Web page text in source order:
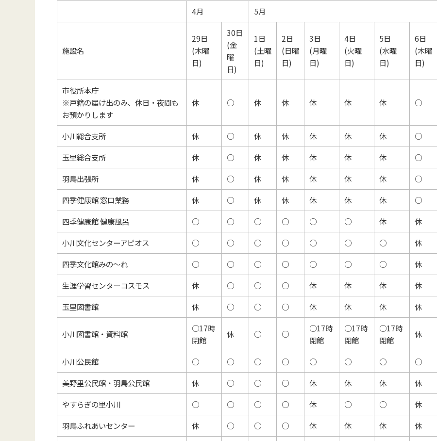
4月 5月
施設名
29日
(木曜
日)
30日
(金
曜
日)
1日
(土曜
日)
2日
(日曜
日)
3日
(月曜
日)
4日
(火曜
日)
5日
(水曜
日)
6日
(木曜
日)
市役所本庁
※戸籍の届け出のみ、休日・夜間も
お預かりします
休 ○ 休 休 休 休 休 ○
小川総合支所 休 ○ 休 休 休 休 休
○
玉里総合支所
休 ○ 休 休 休 休 休
○
羽鳥出張所
休 ○ 休 休 休 休 休
○
四季健康館 窓口業務
休 ○ 休 休 休 休 休
○
四季健康館 健康風呂
○ ○ ○ ○ ○ ○ 休
休
小川文化センターアピオス
○ ○ ○ ○ ○ ○ ○
休
四季文化館みの～れ
○ ○ ○ ○ ○ ○ ○
休
生涯学習センターコスモス
休 ○ ○ ○ 休 休 休
休
玉里図書館
休 ○ ○ ○ 休 休 休 休
小川図書館・資料館
○17時
閉館
休 ○ ○
○17時
閉館
○17時
閉館
○17時
閉館
休
小川公民館 ○ ○ ○ ○ ○ ○ ○
○
美野里公民館・羽鳥公民館
休 ○ ○ ○ 休 休 休
休
やすらぎの里小川
○ ○ ○ ○ 休 ○ ○
休
羽鳥ふれあいセンター
休 ○ ○ ○ 休 休 休
休